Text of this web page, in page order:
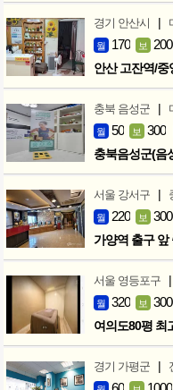
경기 안산시 |
월 170 보
안산 고잔역/중
충북 음성군 |
월 50 보 300
충북음성군(음
서울 강서구 |
월 220 보
가양역 출구 앞
서울 영등포구 |
월 320 보
여의도80평 최
경기 가평군 |